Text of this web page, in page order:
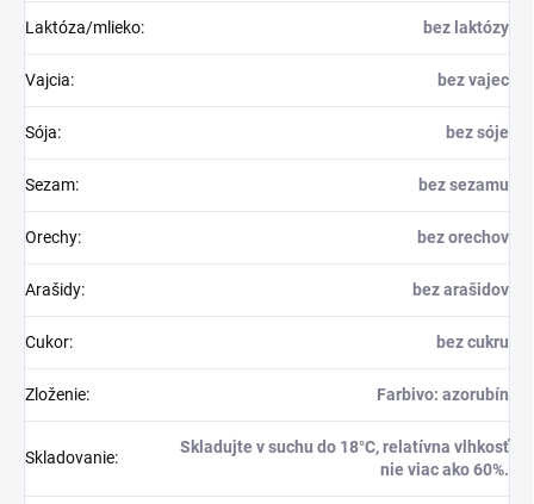
Laktóza/mlieko: bez laktózy
Vajcia: bez vajec
Sója: bez sóje
Sezam: bez sezamu
Orechy: bez orechov
Arašidy: bez arašidov
Cukor: bez cukru
Zloženie: Farbivo: azorubín
Skladovanie:
Skladujte v suchu do 18°C, relatívna vlhkosť
nie viac ako 60%.